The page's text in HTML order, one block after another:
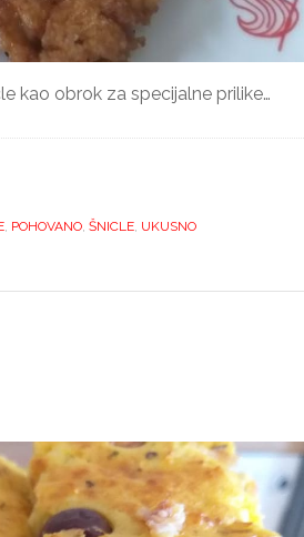
kao obrok za specijalne prilike…
POHOVANO ŠNICLE UKUSNO